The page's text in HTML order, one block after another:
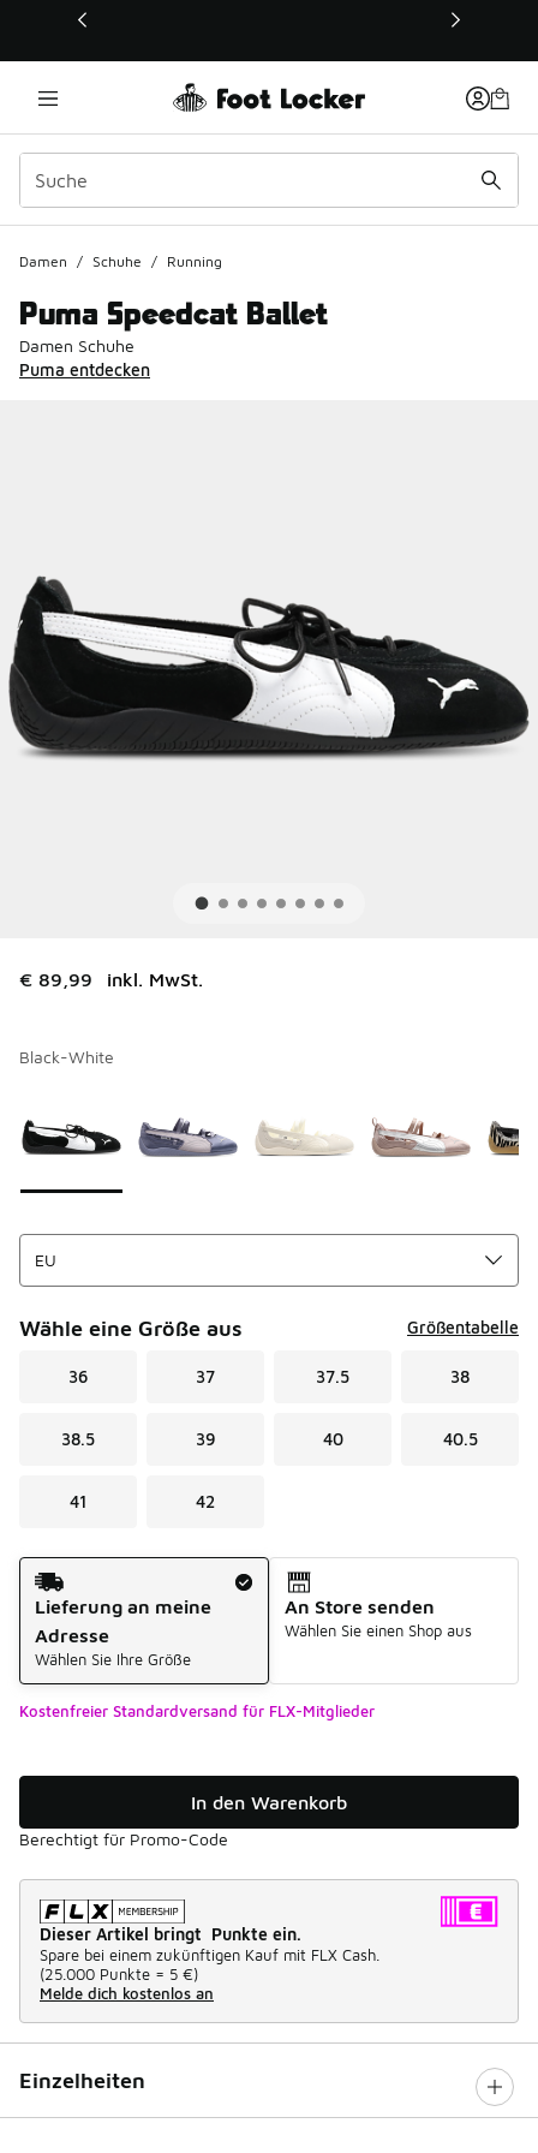
Dieser Link öffnet sich in einem neuen Fenster
Damen / Schuhe / Running
Puma Speedcat Ballet
Damen Schuhe
Puma entdecken
€ 89,99 inkl. MwSt.
Black-White
Wähle eine Größe aus Größentabelle
36 37 37.5 38
38.5 39 40 40.5
41 42
Versandart
Lieferung an meine
Adresse
Wählen Sie Ihre Größe
An Store senden
Wählen Sie einen Shop aus
Kostenfreier Standardversand für FLX-Mitglieder
In den Warenkorb
Berechtigt für Promo-Code
Dieser Artikel bringt Punkte ein.
Spare bei einem zukünftigen Kauf mit FLX Cash.
(25.000 Punkte = 5 €)
Melde dich kostenlos an
Einzelheiten